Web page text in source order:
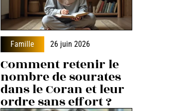
Famille 26 juin 2026
Comment retenir le
nombre de sourates
dans le Coran et leur
ordre sans effort ?